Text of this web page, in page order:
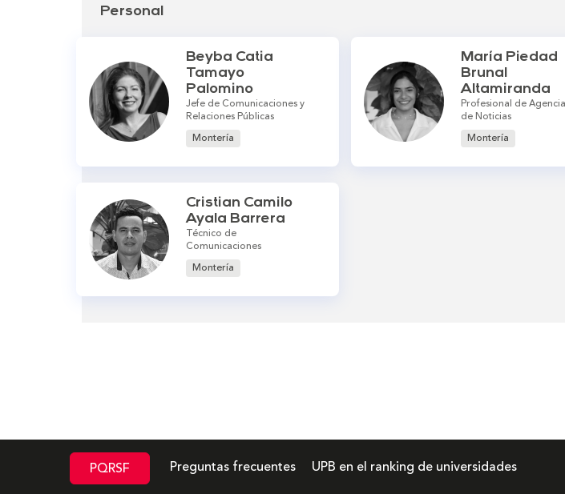
Personal
Beyba Catia
Tamayo
Palomino
Jefe de Comunicaciones y
Relaciones Públicas
Montería
María Piedad
Brunal
Altamiranda
Profesional de Agencia
de Noticias
Montería
Cristian Camilo
Ayala Barrera
Técnico de
Comunicaciones
Montería
PQRSF Preguntas frecuentes UPB en el ranking de universidades